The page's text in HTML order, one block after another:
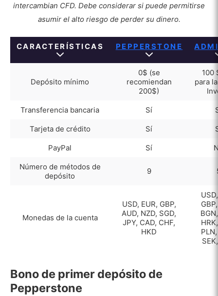
intercambian CFD. Debe considerar si puede permitirse
asumir el alto riesgo de perder su dinero.
CARACTERÍSTICAS PEPPERSTONE
Depósito mínimo
0$ (se
recomiendan
200$)
100
para
Transferencia bancaria Sí
Tarjeta de crédito Sí
PayPal Sí
Número de métodos de
depósito
9
Monedas de la cuenta
USD, EUR, GBP,
AUD, NZD, SGD,
JPY, CAD, CHF,
HKD
Bono de primer depósito de
Pepperstone